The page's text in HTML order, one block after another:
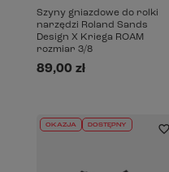
Szyny gniazdowe do rolki
narzędzi Roland Sands
Design X Kriega ROAM
rozmiar 3/8
89,00 zł
OKAZJA DOSTĘPNY